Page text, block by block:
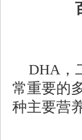
DHA，
常重要的
种主要营